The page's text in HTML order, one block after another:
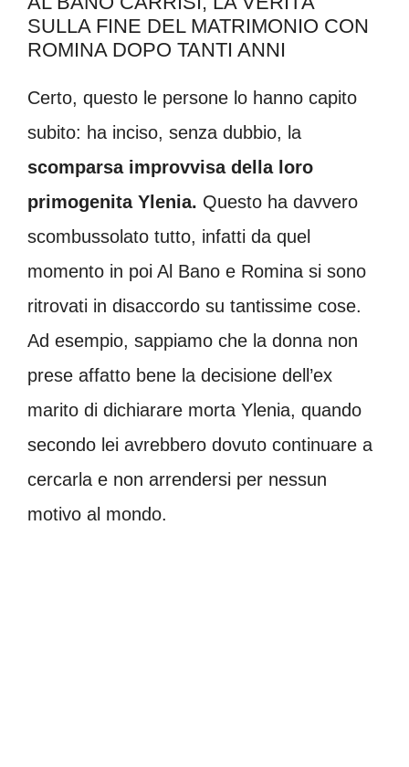
SULLA FINE DEL MATRIMONIO CON
ROMINA DOPO TANTI ANNI
Certo, questo le persone lo hanno capito
subito: ha inciso, senza dubbio, la
scomparsa improvvisa della loro
primogenita Ylenia. Questo ha davvero
scombussolato tutto, infatti da quel
momento in poi Al Bano e Romina si sono
ritrovati in disaccordo su tantissime cose.
Ad esempio, sappiamo che la donna non
prese affatto bene la decisione dell’ex
marito di dichiarare morta Ylenia, quando
secondo lei avrebbero dovuto continuare a
cercarla e non arrendersi per nessun
motivo al mondo.